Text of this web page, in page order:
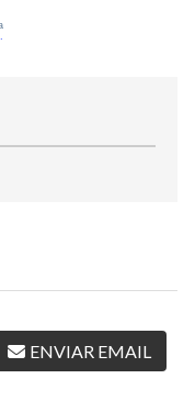
ENVIAR EMAIL